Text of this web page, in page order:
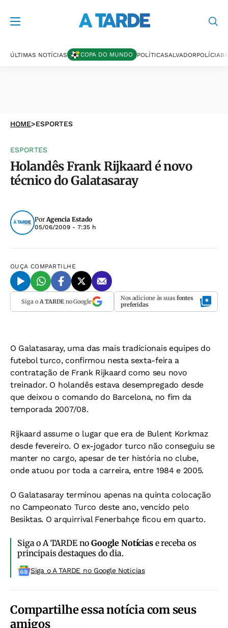
ÚLTIMAS NOTÍCIAS COPA DO MUNDO POLÍTICASALVADORPOLÍCIA
HOME>ESPORTES
ESPORTES
Holandês Frank Rijkaard é novo
técnico do Galatasaray
PorAgencia Estado
05/06/2009 - 7:35 h
OUÇA COMPARTILHE
Siga o A TARDEno Google Nos adicione às suas fontes
preferidas
O Galatasaray, uma das mais tradicionais equipes do
futebol turco, confirmou nesta sexta-feira a
contratação de Frank Rijkaard como seu novo
treinador. O holandês estava desempregado desde
que deixou o comando do Barcelona, no fim da
temporada 2007/08.
Rijkaard assume o lugar que era de Bulent Korkmaz
desde fevereiro. O ex-jogador turco não conseguiu se
manter no cargo, apesar de ter história no clube,
onde atuou por toda a carreira, entre 1984 e 2005.
O Galatasaray terminou apenas na quinta colocação
no Campeonato Turco deste ano, vencido pelo
Besiktas. O arquirrival Fenerbahçe ficou em quarto.
Siga o A TARDE noGoogle Notíciase receba os
principais destaques do dia.
Siga o A TARDE no Google Noticias
Compartilhe essa notícia com seus
amigos